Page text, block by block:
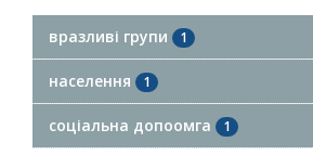
вразливі групи 1
населення 1
соціальна допоомга 1